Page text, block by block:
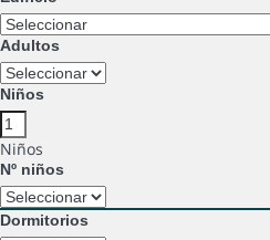
Adultos
Niños
Niños
Nº niños
Dormitorios